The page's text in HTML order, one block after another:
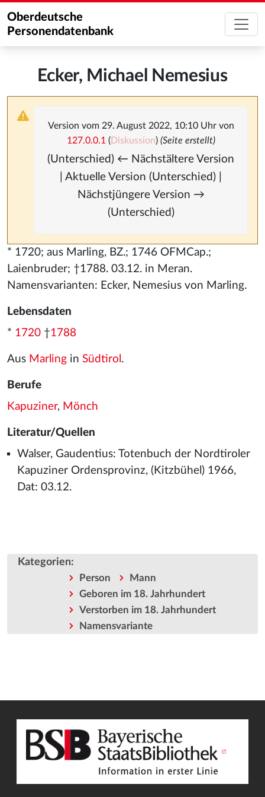
Oberdeutsche
Personendatenbank
Ecker, Michael Nemesius
Version vom 29. August 2022, 10:10 Uhr von
127.0.0.1 (Diskussion) (Seite erstellt)
(Unterschied) ← Nächstältere Version
| Aktuelle Version (Unterschied) |
Nächstjüngere Version →
(Unterschied)
* 1720; aus Marling, BZ.; 1746 OFMCap.;
Laienbruder; †1788. 03.12. in Meran.
Namensvarianten: Ecker, Nemesius von Marling.
Lebensdaten
* 1720 †1788
Aus Marling in Südtirol .
Berufe
Kapuziner, Mönch
Literatur/Quellen
Walser, Gaudentius: Totenbuch der Nordtiroler
Kapuziner Ordensprovinz, (Kitzbühel) 1966,
Dat: 03.12.
Kategorien:
Person
Mann
Geboren im 18. Jahrhundert
Verstorben im 18. Jahrhundert
Namensvariante